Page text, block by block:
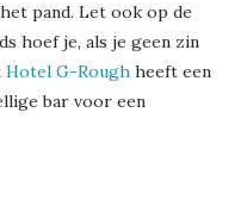
pand. Let ook op de
hoef je, als je geen zin
Hotel G-Rough heeft een
bar voor een